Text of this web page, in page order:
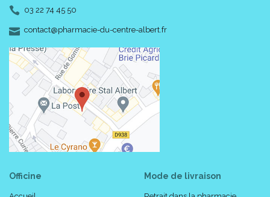
03 22 74 45 50
contact-
@-
pharmacie-du-centre-albert.fr
Officine Mode de livraison